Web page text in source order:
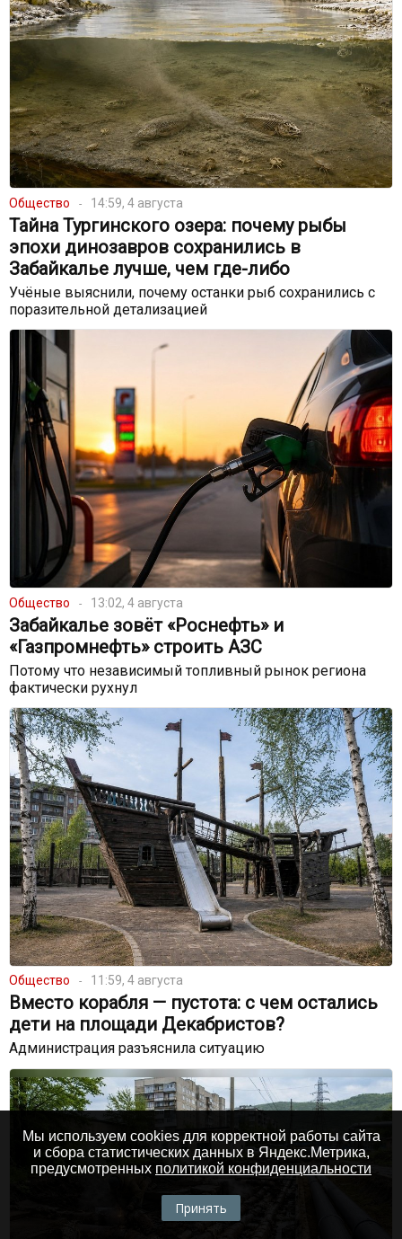
Общество 14:59, 4 августа
Тайна Тургинского озера: почему рыбы
эпохи динозавров сохранились в
Забайкалье лучше, чем где-либо
Учёные выяснили, почему останки рыб сохранились с
поразительной детализацией
Общество 13:02, 4 августа
Забайкалье зовёт «Роснефть» и
«Газпромнефть» строить АЗС
Потому что независимый топливный рынок региона
фактически рухнул
Общество 11:59, 4 августа
Вместо корабля — пустота: с чем остались
дети на площади Декабристов?
Администрация разъяснила ситуацию
Мы используем cookies для корректной работы сайта
и сбора статистических данных в Яндекс.Метрика,
предусмотренных политикой конфиденциальности
Принять